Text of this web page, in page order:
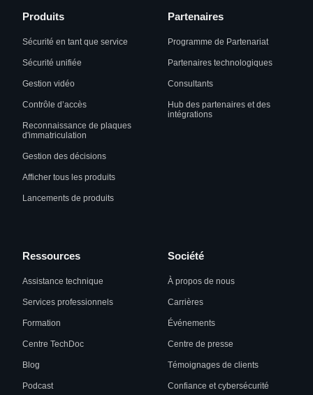
Produits
Sécurité en tant que service
Sécurité unifiée
Gestion vidéo
Contrôle d’accès
Reconnaissance de plaques
d'immatriculation
Gestion des décisions
Afficher tous les produits
Lancements de produits
Partenaires
Programme de Partenariat
Partenaires technologiques
Consultants
Hub des partenaires et des
intégrations
Ressources
Assistance technique
Services professionnels
Formation
Centre TechDoc
Blog
Podcast
Société
À propos de nous
Carrières
Événements
Centre de presse
Témoignages de clients
Confiance et cybersécurité